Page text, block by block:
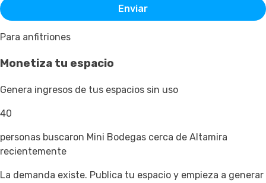
Enviar
Para anfitriones
Monetiza tu espacio
Genera ingresos de tus espacios sin uso
40
personas buscaron Mini Bodegas cerca de Altamira
recientemente
La demanda existe. Publica tu espacio y empieza a generar